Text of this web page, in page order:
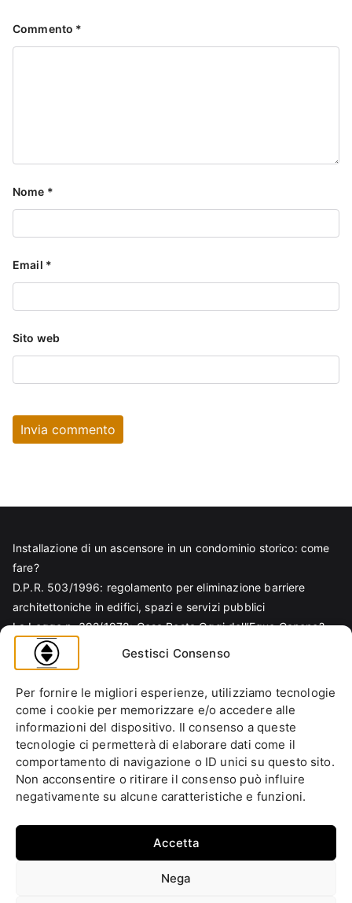
Gestisci Consenso
Per fornire le migliori esperienze, utilizziamo tecnologie
come i cookie per memorizzare e/o accedere alle
informazioni del dispositivo. Il consenso a queste
tecnologie ci permetterà di elaborare dati come il
comportamento di navigazione o ID unici su questo sito.
Non acconsentire o ritirare il consenso può influire
negativamente su alcune caratteristiche e funzioni.
Accetta
Nega
Commento *
Nome *
Email *
Sito web
Installazione di un ascensore in un condominio storico: come
fare?
D.P.R. 503/1996: regolamento per eliminazione barriere
architettoniche in edifici, spazi e servizi pubblici
La Legge n. 392/1978: Cosa Resta Oggi dell’Equo Canone?
Legge Regionale n. 6/1989: Analisi Tecnica per Progettisti e
Amministratori
Norma EN 81-70 e sicurezza nella progettazione ascensore
Ascensore Condominiale
Barriere Architettoniche
Codice Civile
Condominio
Decreto Ministeriale
Decreto Presidente della Repubblica
Ente italiano di normazione
Ente Nazionale di Unificazione
Normative Europee